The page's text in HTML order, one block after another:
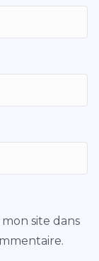
site dans